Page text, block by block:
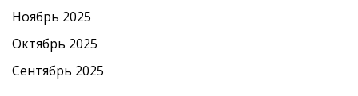
Ноябрь 2025
Октябрь 2025
Сентябрь 2025